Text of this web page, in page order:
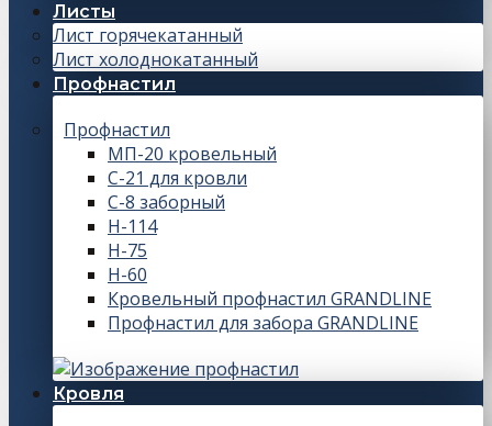
Листы
Лист горячекатанный
Лист холоднокатанный
Профнастил
Профнастил
МП-20 кровельный
С-21 для кровли
С-8 заборный
Н-114
Н-75
Н-60
Кровельный профнастил GRANDLINE
Профнастил для забора GRANDLINE
Кровля